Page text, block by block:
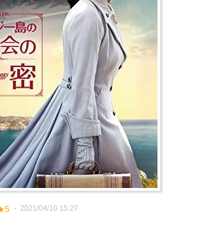
2021/04/10 15:27